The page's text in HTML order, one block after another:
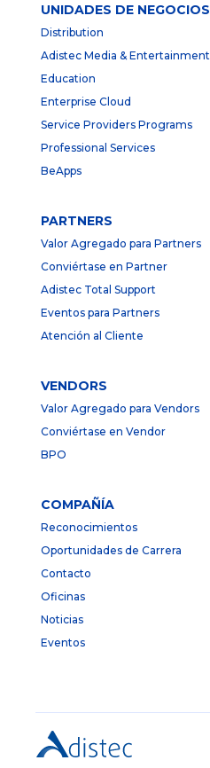
UNIDADES DE NEGOCIOS
Distribution
Adistec Media & Entertainment
Education
Enterprise Cloud
Service Providers Programs
Professional Services
BeApps
PARTNERS
Valor Agregado para Partners
Conviértase en Partner
Adistec Total Support
Eventos para Partners
Atención al Cliente
VENDORS
Valor Agregado para Vendors
Conviértase en Vendor
BPO
COMPAÑÍA
Reconocimientos
Oportunidades de Carrera
Contacto
Oficinas
Noticias
Eventos